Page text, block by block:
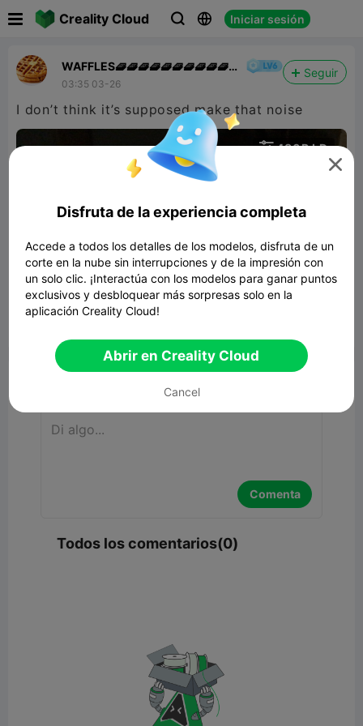
Creality Cloud   Iniciar sesión
WAFFLES🧇🧇🧇🧇🧇🧇🧇🧇🧇🧇
👍
03:35 03-26
Seguir
I don’t think it’s supposed make that noise
00:06

480P LD
Comenta
Todos los comentarios(0)

Disfruta de la experiencia completa
Accede a todos los detalles de los modelos, disfruta de un
corte en la nube sin interrupciones y de la impresión con
un solo clic. ¡Interactúa con los modelos para ganar puntos
exclusivos y desbloquear más sorpresas solo en la
aplicación Creality Cloud!
Abrir en Creality Cloud
Cancel